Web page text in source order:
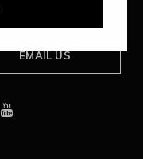
EMAIL US